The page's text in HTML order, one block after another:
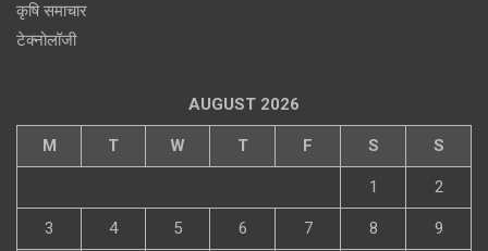
कृषि समाचार
टेक्नोलॉजी
AUGUST 2026
M T W T F S S
1 2
3 4 5 6 7 8 9